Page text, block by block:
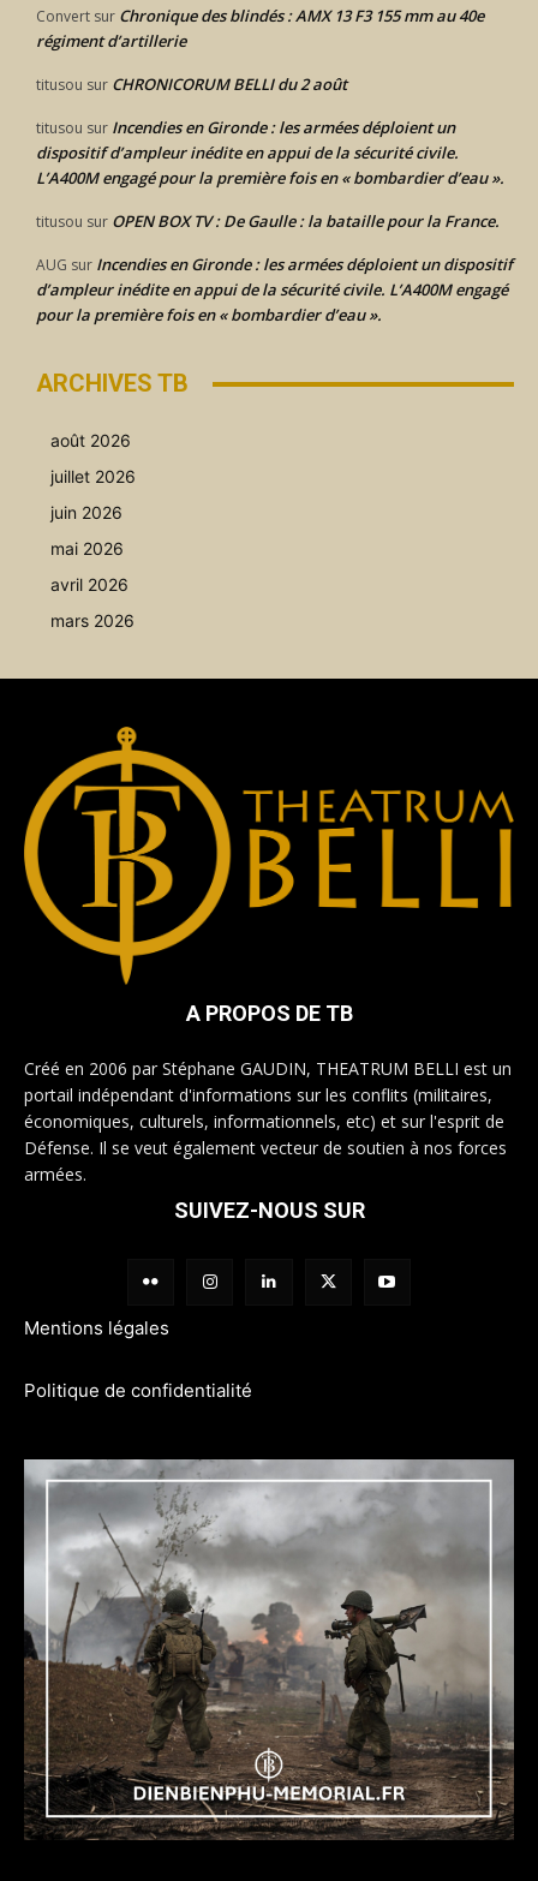
Convert sur Chronique des blindés : AMX 13 F3 155 mm au 40e
régiment d’artillerie
titusou sur CHRONICORUM BELLI du 2 août
titusou sur Incendies en Gironde : les armées déploient un
dispositif d’ampleur inédite en appui de la sécurité civile.
L’A400M engagé pour la première fois en « bombardier d’eau ».
titusou sur OPEN BOX TV : De Gaulle : la bataille pour la France.
AUG sur Incendies en Gironde : les armées déploient un dispositif
d’ampleur inédite en appui de la sécurité civile. L’A400M engagé
pour la première fois en « bombardier d’eau ».
ARCHIVES TB
août 2026
juillet 2026
juin 2026
mai 2026
avril 2026
mars 2026
A PROPOS DE TB
Créé en 2006 par Stéphane GAUDIN, THEATRUM BELLI est un
portail indépendant d'informations sur les conflits (militaires,
économiques, culturels, informationnels, etc) et sur l'esprit de
Défense. Il se veut également vecteur de soutien à nos forces
armées.
SUIVEZ-NOUS SUR
Mentions légales
Politique de confidentialité